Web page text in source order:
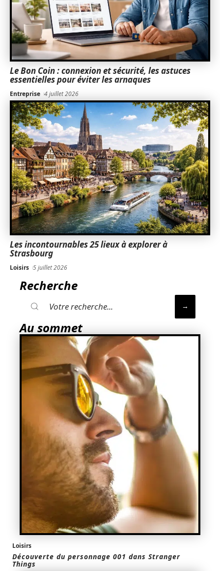
Le Bon Coin : connexion et sécurité, les astuces
essentielles pour éviter les arnaques
Entreprise 4 juillet 2026
Les incontournables 25 lieux à explorer à
Strasbourg
Loisirs 5 juillet 2026
Recherche
Au sommet
Loisirs
Découverte du personnage 001 dans Stranger
Things